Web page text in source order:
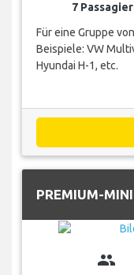
7
Für eine Gruppe
Beispiele: VW
Hyundai H-1, etc.
PREMIUM-
group